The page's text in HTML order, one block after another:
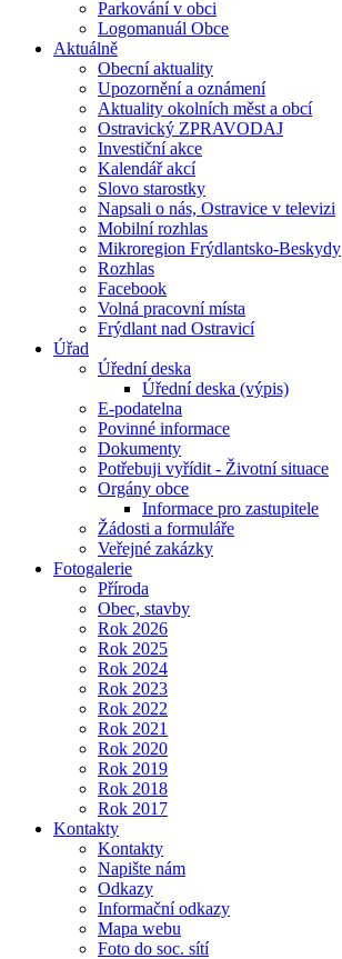
Parkování v obci
Logomanuál Obce
Aktuálně
Obecní aktuality
Upozornění a oznámení
Aktuality okolních měst a obcí
Ostravický ZPRAVODAJ
Investiční akce
Kalendář akcí
Slovo starostky
Napsali o nás, Ostravice v televizi
Mobilní rozhlas
Mikroregion Frýdlantsko-Beskydy
Rozhlas
Facebook
Volná pracovní místa
Frýdlant nad Ostravicí
Úřad
Úřední deska
Úřední deska (výpis)
E-podatelna
Povinné informace
Dokumenty
Potřebuji vyřídit - Životní situace
Orgány obce
Informace pro zastupitele
Žádosti a formuláře
Veřejné zakázky
Fotogalerie
Příroda
Obec, stavby
Rok 2026
Rok 2025
Rok 2024
Rok 2023
Rok 2022
Rok 2021
Rok 2020
Rok 2019
Rok 2018
Rok 2017
Kontakty
Kontakty
Napište nám
Odkazy
Informační odkazy
Mapa webu
Foto do soc. sítí